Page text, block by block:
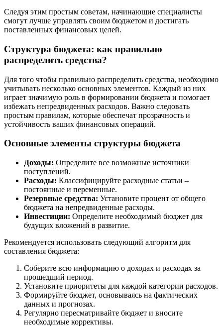
Следуя этим простым советам, начинающие специалисты
смогут лучше управлять своим бюджетом и достигать
поставленных финансовых целей.
Структура бюджета: как правильно
распределить средства?
Для того чтобы правильно распределить средства, необходимо
учитывать несколько основных элементов. Каждый из них
играет значимую роль в формировании бюджета и помогает
избежать непредвиденных расходов. Важно следовать
простым правилам, которые обеспечат прозрачность и
устойчивость ваших финансовых операций.
Основные элементы структуры бюджета
Доходы: Определите все возможные источники
поступлений.
Расходы: Классифицируйте расходные статьи –
постоянные и переменные.
Резервные средства: Установите процент от общего
бюджета на непредвиденные расходы.
Инвестиции: Определите необходимый бюджет для
будущих вложений в развитие.
Рекомендуется использовать следующий алгоритм для
составления бюджета:
Соберите всю информацию о доходах и расходах за
прошедший период.
Установите приоритеты для каждой категории расходов.
Формируйте бюджет, основываясь на фактических
данных и прогнозах.
Регулярно пересматривайте бюджет и вносите
необходимые коррективы.